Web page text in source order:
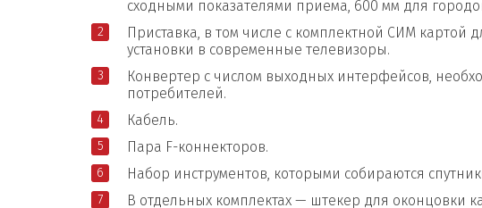
сходными показателями приема, 600 мм для
Приставка, в том числе с комплектной СИМ картой
установки в современные телевизоры.
Конвертер с числом выходных интерфейсов,
потребителей.
Кабель.
Пара F-коннекторов.
Набор инструментов, которыми собираются
В отдельных комплектах — штекер для оконцовки